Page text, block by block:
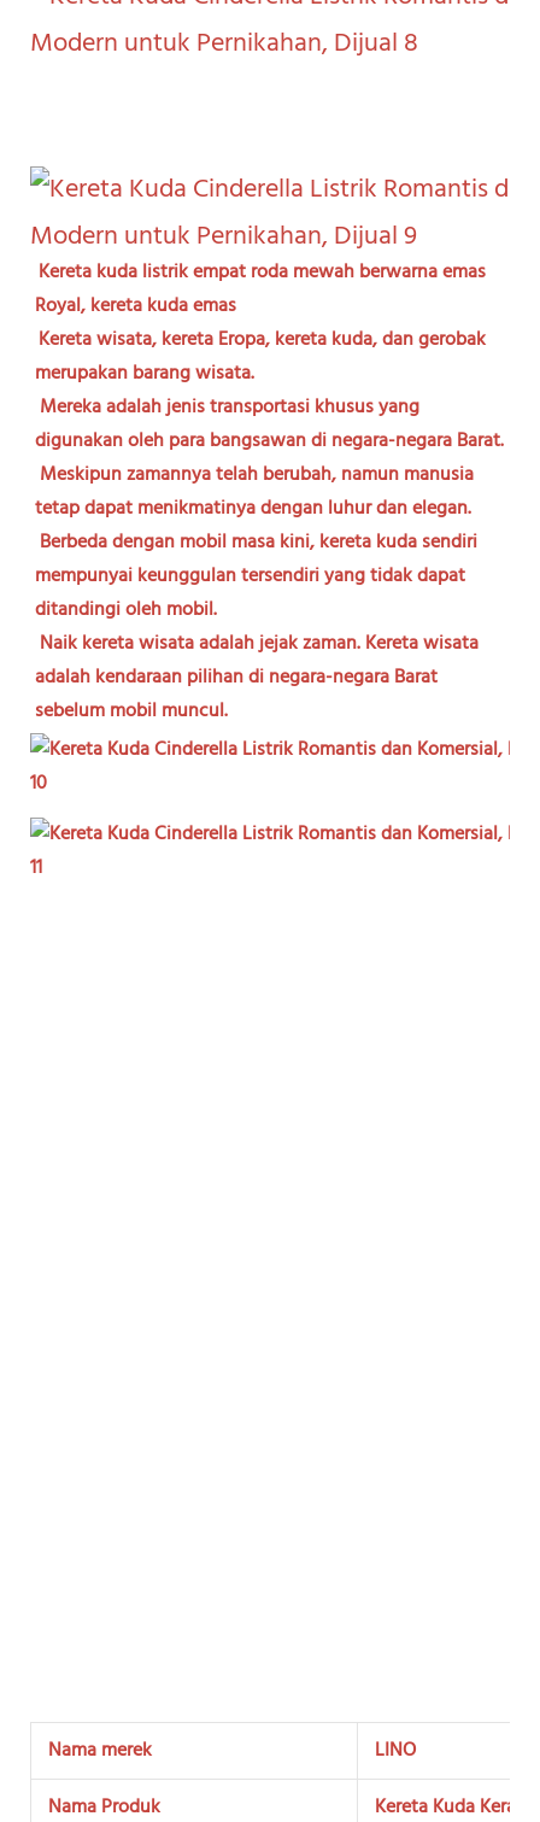
Kereta kuda listrik empat roda mewah berwarna emas
Royal, kereta kuda emas
Kereta wisata, kereta Eropa, kereta kuda, dan gerobak
merupakan barang wisata.
Mereka adalah jenis transportasi khusus yang
digunakan oleh para bangsawan di negara-negara Barat.
Meskipun zamannya telah berubah, namun manusia
tetap dapat menikmatinya dengan luhur dan elegan.
Berbeda dengan mobil masa kini, kereta kuda sendiri
mempunyai keunggulan tersendiri yang tidak dapat
ditandingi oleh mobil.
Naik kereta wisata adalah jejak zaman. Kereta wisata
adalah kendaraan pilihan di negara-negara Barat
sebelum mobil muncul.
Nama merek
LINO
Nama Produk
Kereta Kuda